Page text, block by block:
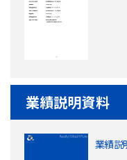
業績説明資料
業績説